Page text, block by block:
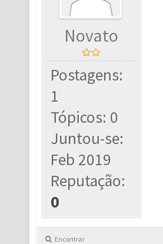
Novato
Postagens:
1
Tópicos: 0
Juntou-se:
Feb 2019
Reputação:
0
Encontrar